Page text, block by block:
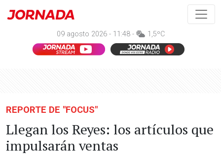
09 agosto 2026 - 11:48 - 1,5ºC
REPORTE DE "FOCUS"
Llegan los Reyes: los artículos que
impulsarán ventas